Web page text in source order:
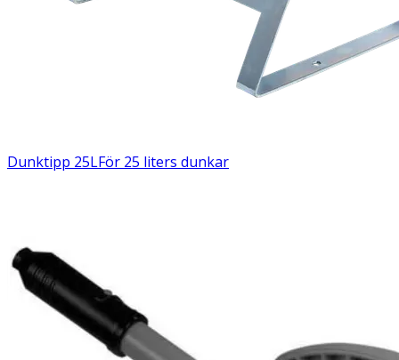
Dunktipp 25LFör 25 liters dunkar